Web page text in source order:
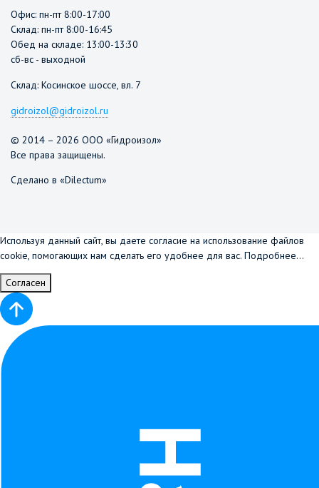
Офис: пн-пт 8:00-17:00
Склад: пн-пт 8:00-16:45
Обед на складе: 13:00-13:30
сб-вс - выходной
Склад: Косинское шоссе, вл. 7
gidroizol@gidroizol.ru
© 2014 – 2026 ООО «Гидроизол»
Все права защищены.
Сделано в «Dilectum»
Используя данный сайт, вы даете согласие на использование файлов
cookie, помогающих нам сделать его удобнее для вас. Подробнее...
Согласен